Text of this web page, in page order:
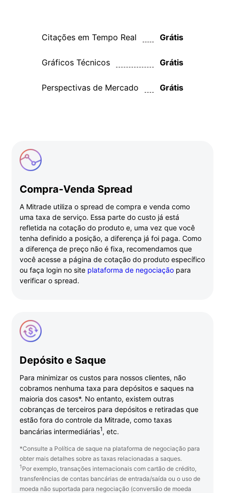
Citações em Tempo Real Grátis
Gráficos Técnicos Grátis
Perspectivas de Mercado Grátis
Compra-Venda Spread
A Mitrade utiliza o spread de compra e venda como
uma taxa de serviço. Essa parte do custo já está
refletida na cotação do produto e, uma vez que você
tenha definido a posição, a diferença já foi paga. Como
a diferença de preço não é fixa, recomendamos que
você acesse a página de cotação do produto específico
ou faça login no site plataforma de negociaçãopara
verificar o spread.
Depósito e Saque
Para minimizar os custos para nossos clientes, não
cobramos nenhuma taxa para depósitos e saques na
maioria dos casos*. No entanto, existem outras
cobranças de terceiros para depósitos e retiradas que
estão fora do controle da Mitrade, como taxas
bancárias intermediárias1, etc.
*Consulte a Política de saque na plataforma de negociação para
obter mais detalhes sobre as taxas relacionadas a saques.
1Por exemplo, transações internacionais com cartão de crédito,
transferências de contas bancárias de entrada/saída ou o uso de
moeda não suportada para negociação (conversão de moeda